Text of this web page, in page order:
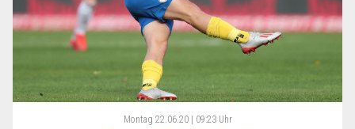
Montag 22.06.20 | 09:23 Uhr